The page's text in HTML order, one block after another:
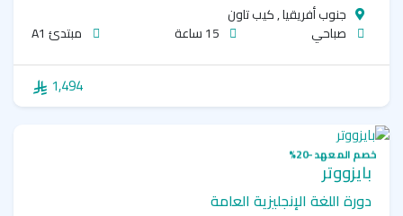
جنوب أفريقيا , كيب تاون
صباحي
مبتدئ A1
1,494
خصم المعهد -20%
بايزووتر
دورة اللغة الإنجليزية العامة